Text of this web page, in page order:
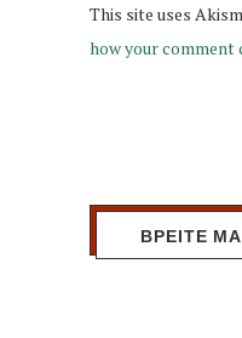
This site uses
how your comment
ΒΡΕΙΤΕ